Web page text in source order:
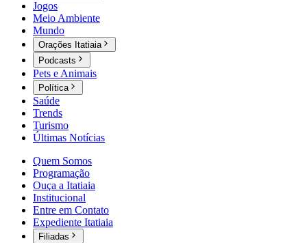
Jogos
Meio Ambiente
Mundo
Orações Itatiaia
Podcasts
Pets e Animais
Política
Saúde
Trends
Turismo
Últimas Notícias
Quem Somos
Programação
Ouça a Itatiaia
Institucional
Entre em Contato
Expediente Itatiaia
Filiadas